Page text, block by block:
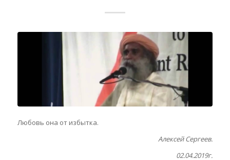
Любовь она от избытка.
Алексей Сергеев.
02.04.2019г.